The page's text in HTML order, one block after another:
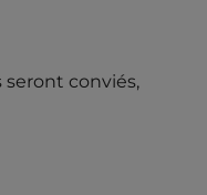
seront conviés,